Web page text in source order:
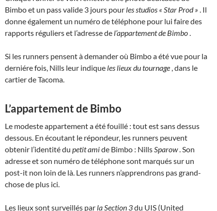
Bimbo et un pass valide 3 jours pour les studios « Star Prod » . Il
donne également un numéro de téléphone pour lui faire des
rapports réguliers et l’adresse de l’appartement de Bimbo.
Si les runners pensent à demander où Bimbo a été vue pour la
derniére fois, Nills leur indique les lieux du tournage , dans le
cartier de Tacoma.
L’appartement de Bimbo
Le modeste appartement a été fouillé : tout est sans dessus
dessous. En écoutant le répondeur, les runners peuvent
obtenir l’identité du petit amide Bimbo : NillsSparow. Son
adresse et son numéro de téléphone sont marqués sur un
post-it non loin de là. Les runners n’apprendrons pas grand-
chose de plus ici.
Les lieux sont surveillés par la Section 3du UIS (United